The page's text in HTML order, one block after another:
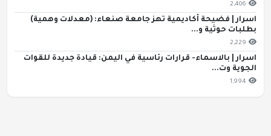
2,406
اسرار | فضيحة أكاديمية تهز جامعة صنعاء: (معدلات وهمية)
بطلبات حوثية و...
2,229
اسرار | بالاسماء- قرارات رئاسية في اليمن: قيادة جديدة للقوات
الجوية وت...
1,994